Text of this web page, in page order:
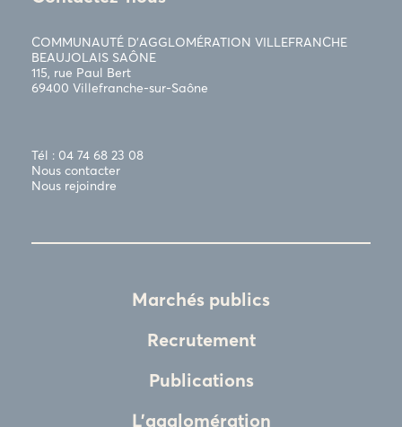
COMMUNAUTÉ D’AGGLOMÉRATION VILLEFRANCHE
BEAUJOLAIS SAÔNE
115, rue Paul Bert
69400 Villefranche-sur-Saône
Tél : 04 74 68 23 08
Nous contacter
Nous rejoindre
Marchés publics
Recrutement
Publications
L'agglomération